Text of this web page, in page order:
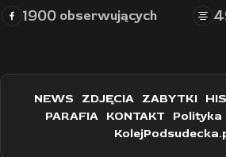
1900 obserwujących
NEWS ZDJĘCIA ZABYTKI
PARAFIA KONTAKT